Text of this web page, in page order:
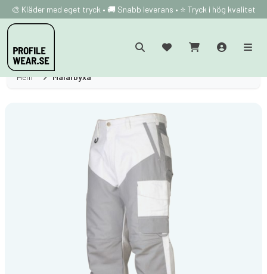
🎨 Kläder med eget tryck • 🚚 Snabb leverans • ⭐ Tryck i hög kvalitet
Hem Målarbyxa